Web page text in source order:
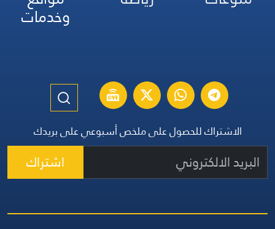
وخدمات
الاشتراك للحصول على ملخص أسبوعي على بريدك
اشتراك